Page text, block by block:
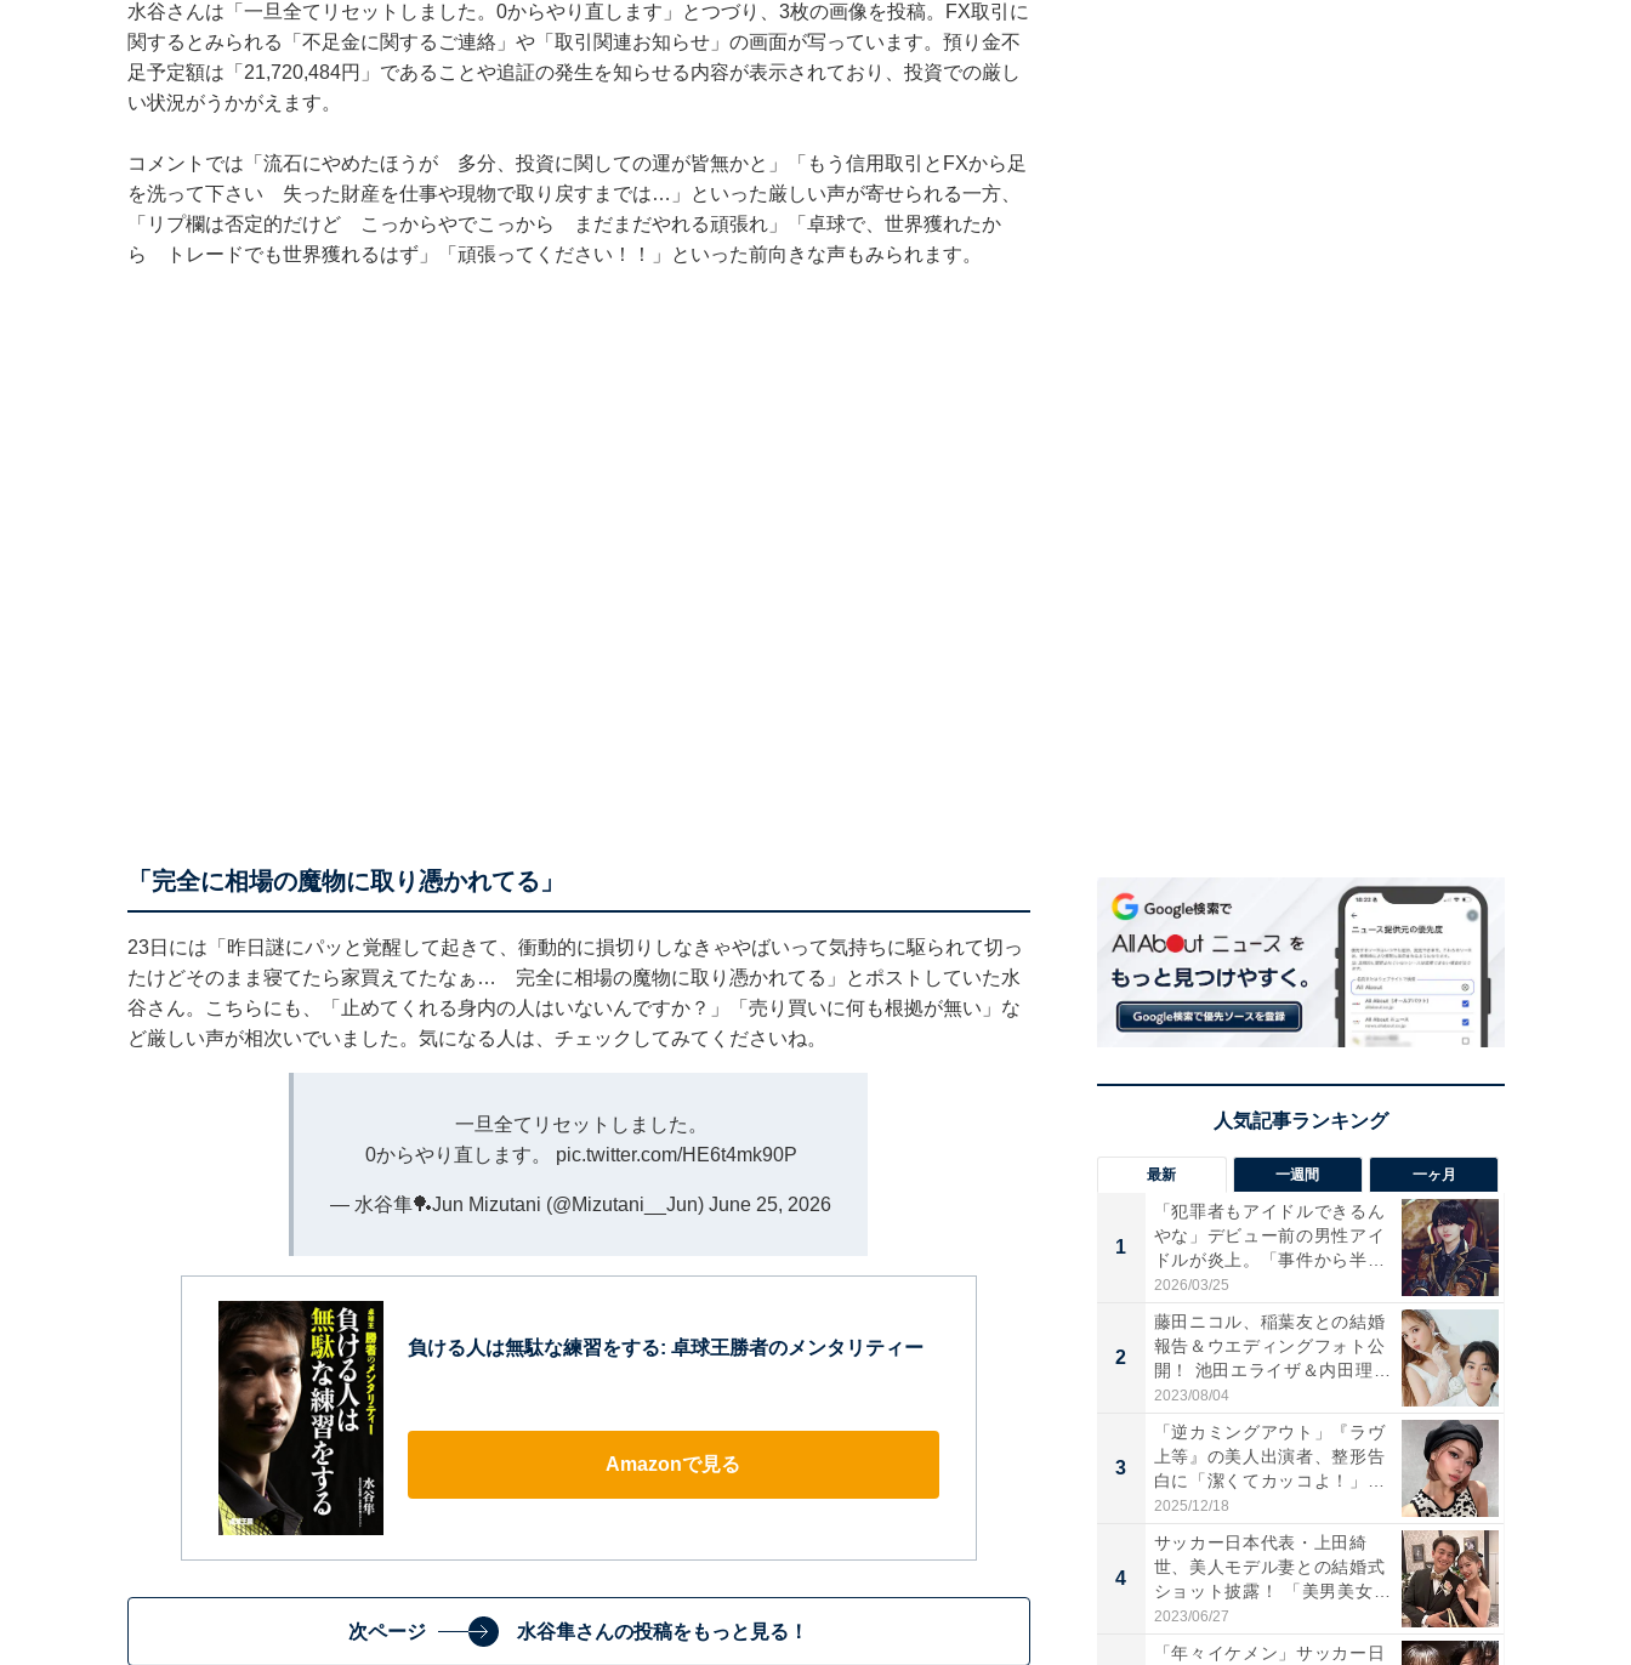
水谷さんは「一旦全てリセットしました。0からやり直します」とつづり、3枚の画像を投稿。FX取引に
関するとみられる「不足金に関するご連絡」や「取引関連お知らせ」の画面が写っています。預り金不
足予定額は「21,720,484円」であることや追証の発生を知らせる内容が表示されており、投資での厳し
い状況がうかがえます。
コメントでは「流石にやめたほうが 多分、投資に関しての運が皆無かと」「もう信用取引とFXから足
を洗って下さい 失った財産を仕事や現物で取り戻すまでは…」といった厳しい声が寄せられる一方、
「リプ欄は否定的だけど こっからやでこっから まだまだやれる頑張れ」「卓球で、世界獲れたか
ら トレードでも世界獲れるはず」「頑張ってください！！」といった前向きな声もみられます。
「完全に相場の魔物に取り憑かれてる」
23日には「昨日謎にパッと覚醒して起きて、衝動的に損切りしなきゃやばいって気持ちに駆られて切っ
たけどそのまま寝てたら家買えてたなぁ… 完全に相場の魔物に取り憑かれてる」とポストしていた水
谷さん。こちらにも、「止めてくれる身内の人はいないんですか？」「売り買いに何も根拠が無い」な
ど厳しい声が相次いでいました。気になる人は、チェックしてみてくださいね。
一旦全てリセットしました。
0からやり直します。 pic.twitter.com/HE6t4mk90P
— 水谷隼🏓Jun Mizutani (@Mizutani__Jun) June 25, 2026
負ける人は無駄な練習をする: 卓球王勝者のメンタリティー
Amazonで見る
次ページ 水谷隼さんの投稿をもっと見る！
最新 一週間 一ヶ月
1
「犯罪者もアイドルできるん
やな」デビュー前の男性アイ
ドルが炎上。「事件から半年
も...
2026/03/25
2
藤田ニコル、稲葉友との結婚
報告＆ウエディングフォト公
開！ 池田エライザ＆内田理
央...
2023/08/04
3
「逆カミングアウト」『ラヴ
上等』の美人出演者、整形告
白に「潔くてカッコよ！」
「好...
2025/12/18
4
サッカー日本代表・上田綺
世、美人モデル妻との結婚式
ショット披露！ 「美男美女」
「...
2023/06/27
「年々イケメン」サッカー日